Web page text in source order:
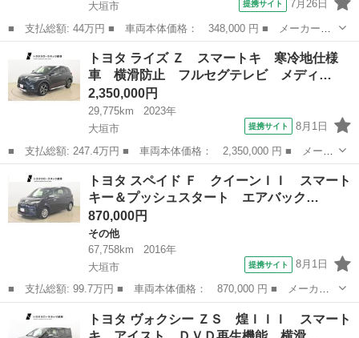
大垣市
提携サイト 7月26日
■ 支払総額: 44万円 ■ 車両本体価格： 348,000 円 ■ メーカー
名： トヨタ ■ 車種名： ポルテ ■ グレード名： Ｆアラモー
ド Ｂｌｕｅｔｏｏｔｈ接続ＥＴＣ後席モニターフルセグＴＶスマー
トキー スマ－トキ...
岐阜 ポルテ
トヨタ ライズ Ｚ スマートキ 寒冷地仕様
車 横滑防止 フルセグテレビ メディ…
2,350,000円
29,775km
2023年
大垣市
提携サイト 8月1日
■ 支払総額: 247.4万円 ■ 車両本体価格： 2,350,000 円 ■ メーカ
ー名： トヨタ ■ 車種名： ライズ ■ グレード名： Ｚ スマー
トキ 寒冷地仕様車 横滑防止 フルセグテレビ メディアプレイヤ
ー接続 ...
岐阜 トヨタ
トヨタ スペイド Ｆ クイーンＩＩ スマート
キー＆プッシュスタート エアバック…
870,000円
その他
67,758km
2016年
大垣市
提携サイト 8月1日
■ 支払総額: 99.7万円 ■ 車両本体価格： 870,000 円 ■ メーカー
名： トヨタ ■ 車種名： スペイド ■ グレード名： Ｆ クイー
ンＩＩ スマートキー＆プッシュスタート エアバック メモリナ
岐阜 その他
トヨタ ヴォクシー ＺＳ 煌ＩＩＩ スマート